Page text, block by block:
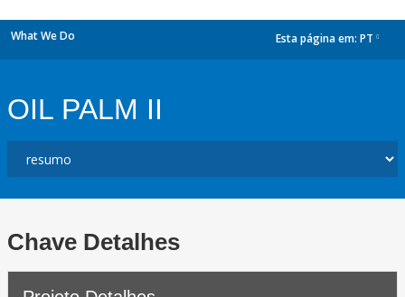
What We Do Esta página em: PT
OIL PALM II
Chave Detalhes